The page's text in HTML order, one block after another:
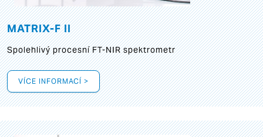
MATRIX-F II
Spolehlivý procesní FT-NIR spektrometr
VÍCE INFORMACÍ >